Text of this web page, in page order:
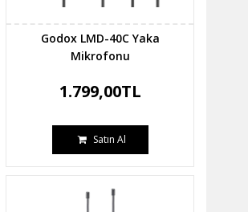
Godox LMD-40C Yaka
Mikrofonu
1.799,00TL
Satın Al